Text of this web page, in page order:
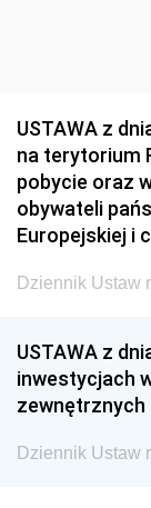
USTAWA z
na terytorium
pobycie oraz
obywateli
Europejskiej i
Dziennik Ustaw
USTAWA z
inwestycjach
zewnętrznych
Dziennik Ustaw